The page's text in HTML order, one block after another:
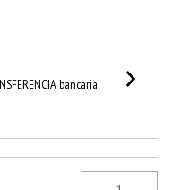
bancaria